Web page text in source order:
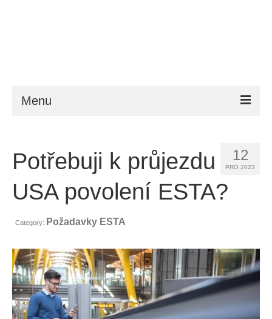
Menu
Požadavky
FAQ
Zprávy
Kontakt
Žádost
12
PRO 2023
Potřebuji k průjezdu
USA povolení ESTA?
Category: Požadavky ESTA